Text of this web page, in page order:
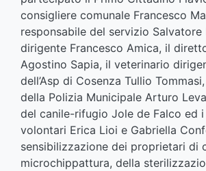
consigliere comunale Francesco
responsabile del servizio Salvatore
dirigente Francesco Amica, il
Agostino Sapia, il veterinario
dell’Asp di Cosenza Tullio
della Polizia Municipale Arturo
del canile-rifugio Jole de Falco ed
volontari Erica Lioi e Gabriella
sensibilizzazione dei proprietari di
microchippattura, della